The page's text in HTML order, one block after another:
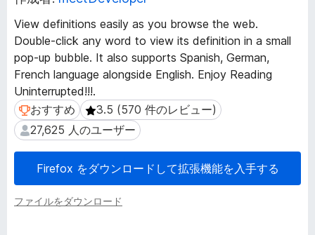
ウ
ザ
ー
ア
オ
ン
View definitions easily as you browse the web.
Double-click any word to view its definition in a small
pop-up bubble. It also supports Spanish, German,
French language alongside English. Enjoy Reading
Uninterrupted!!!.
おすすめ
おすすめ 3.5 (570 件のレビュー)
3.5 (570 件のレビュー)
27,625 人のユーザー
27,625 人のユーザー
Firefox をダウンロードして拡張機能を入手する
ファイルをダウンロード
デ
ー
タ